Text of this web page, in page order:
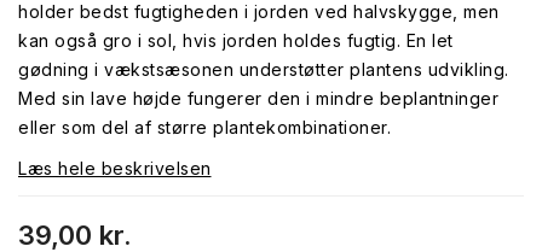
holder bedst fugtigheden i jorden ved halvskygge, men
kan også gro i sol, hvis jorden holdes fugtig. En let
gødning i vækstsæsonen understøtter plantens udvikling.
Med sin lave højde fungerer den i mindre beplantninger
eller som del af større plantekombinationer.
Læs hele beskrivelsen
39,00 kr.